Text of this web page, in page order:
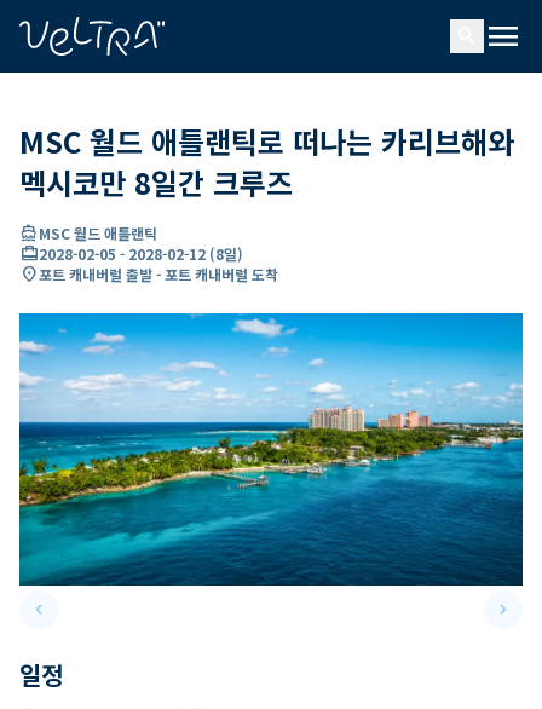
menu
MSC 월드 애틀랜틱로 떠나는 카리브해와
멕시코만 8일간 크루즈
directions_boatMSC 월드 애틀랜틱
card_travel2028-02-05 - 2028-02-12 (8일)
location_on포트 캐내버럴 출발 - 포트 캐내버럴 도착
keyboard_arrow_leftPrevious slide keyboard_arrow_right
일정